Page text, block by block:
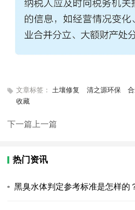
文章标签： 土壤修复 清之源环保
收藏
下一篇上一篇
热门资讯
黑臭水体判定参考标准是怎样的